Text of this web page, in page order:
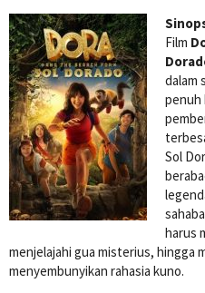
Film
dalam
penuh
Sol
harus
menjelajahi gua misterius, hingga
menyembunyikan rahasia kuno.